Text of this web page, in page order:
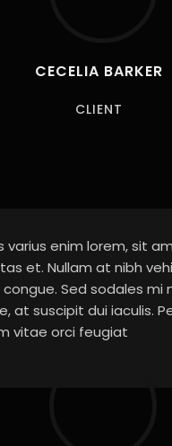
CECELIA BARKER
CLIENT
varius enim lorem, sit
et. Nullam at nibh
Sed sodales mi
at suscipit dui iaculis.
vitae orci feugiat